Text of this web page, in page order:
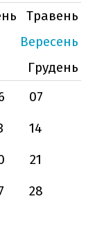
Травень
Вересень
Грудень
07
14
21
28